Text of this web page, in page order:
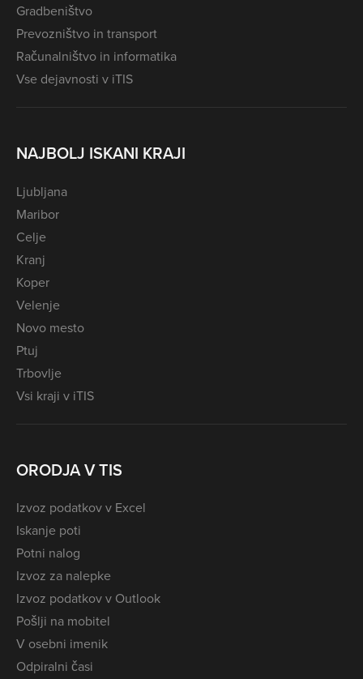
Gradbeništvo
Prevozništvo in transport
Računalništvo in informatika
Vse dejavnosti v iTIS
NAJBOLJ ISKANI KRAJI
Ljubljana
Maribor
Celje
Kranj
Koper
Velenje
Novo mesto
Ptuj
Trbovlje
Vsi kraji v iTIS
ORODJA V TIS
Izvoz podatkov v Excel
Iskanje poti
Potni nalog
Izvoz za nalepke
Izvoz podatkov v Outlook
Pošlji na mobitel
V osebni imenik
Odpiralni časi